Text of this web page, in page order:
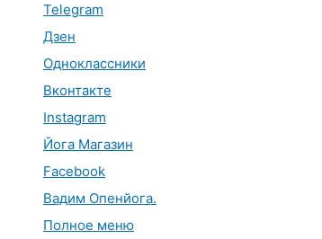
Telegram
Дзен
Одноклассники
Вконтакте
Instagram
Йога Магазин
Facebook
Вадим Опенйога.
Полное меню